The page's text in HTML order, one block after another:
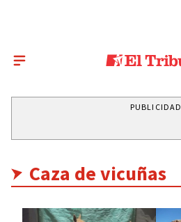
PUBLICIDAD
Caza de vicuñas